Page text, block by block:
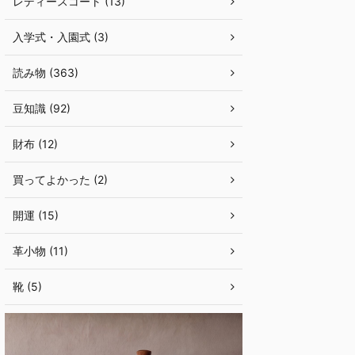
入学式・入園式 (3)
読み物 (363)
豆知識 (92)
財布 (12)
買ってよかった (2)
開運 (15)
革小物 (11)
靴 (5)